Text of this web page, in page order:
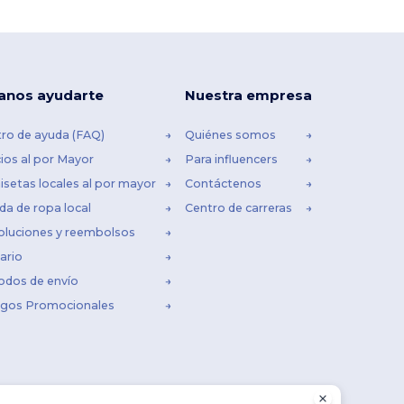
ayudarte
de ayuda (FAQ)
al por Mayor
locales al por mayor
de ropa local
y reembolsos
de envío
Promocionales
Nuestra empresa
Quiénes somos
Para influencers
Contáctenos
Centro de carreras